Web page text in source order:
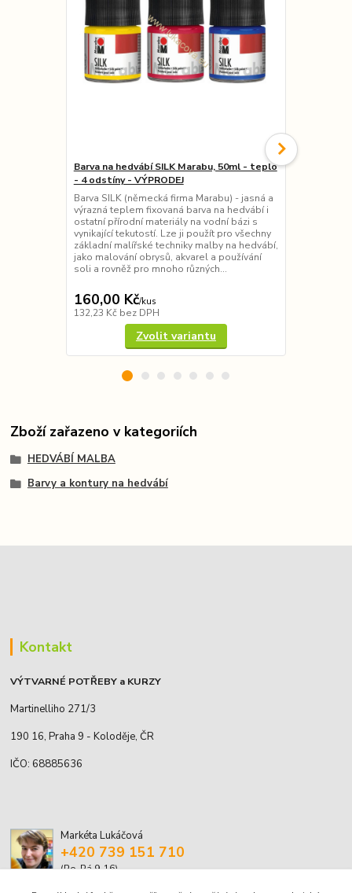
Barva na hedvábí SILK Marabu, 50ml - teplo
- 4 odstíny - VÝPRODEJ
Barva SILK (německá firma Marabu) - jasná a
výrazná teplem fixovaná barva na hedvábí i
ostatní přírodní materiály na vodní bázi s
vynikající tekutostí. Lze ji použít pro všechny
základní malířské techniky malby na hedvábí,
jako malování obrysů, akvarel a používání
soli a rovněž pro mnoho různých...
160,00 Kč/kus
132,23 Kč bez DPH
Zvolit variantu
Zboží zařazeno v kategoriích
HEDVÁBÍ MALBA
Barvy a kontury na hedvábí
Kontakt
VÝTVARNÉ POTŘEBY a KURZY
Martinelliho 271/3
190 16, Praha 9 - Koloděje, ČR
IČO: 68885636
Markéta Lukáčová
+420 739 151 710
(Po-Pá 9-16)